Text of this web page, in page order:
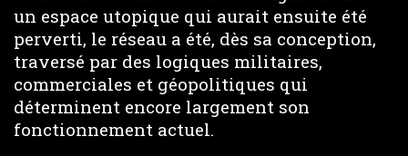
un espace utopique qui aurait ensuite été
perverti, le réseau a été, dès sa conception,
traversé par des logiques militaires,
commerciales et géopolitiques qui
déterminent encore largement son
fonctionnement actuel.